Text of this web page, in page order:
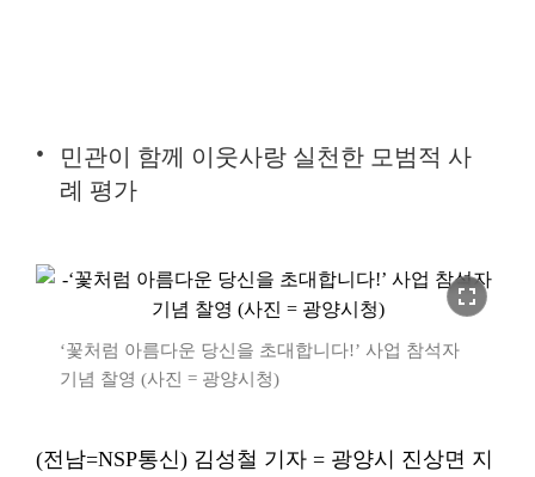
민관이 함께 이웃사랑 실천한 모범적 사
례 평가
fullscreen
‘꽃처럼 아름다운 당신을 초대합니다!’ 사업 참석자
기념 찰영 (사진 = 광양시청)
(전남=NSP통신) 김성철 기자 = 광양시 진상면 지